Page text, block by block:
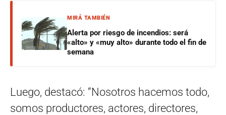
MIRÁ TAMBIÉN
Alerta por riesgo de incendios: será
«alto» y «muy alto» durante todo el fin de
semana
Luego, destacó: “Nosotros hacemos todo,
somos productores, actores, directores,